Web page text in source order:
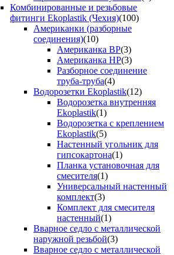
Комбинированные и резьбовые
фитинги Ekoplastik (Чехия)(100)
Американки (разборные
соединения)(10)
Американка ВР(3)
Американка НР(3)
Разборное соединение
труба-труба(4)
Водорозетки Ekoplastik(12)
Водорозетка внутренняя
Ekoplastik(1)
Водорозетка с креплением
Ekoplastik(5)
Настенный угольник для
гипсокартона(1)
Планка установочная для
смесителя(1)
Универсальный настенный
комплект(3)
Комплект для смесителя
настенный(1)
Вварное седло с металлической
наружной резьбой(3)
Вварное седло с металлической